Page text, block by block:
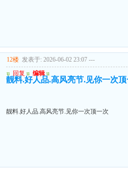
12楼 发表于: 2026-06-02 23:07 ---
u 回复 u 编辑 u
靓料.好人品.高风亮节.见你一次
靓料.好人品.高风亮节.见你一次顶一次